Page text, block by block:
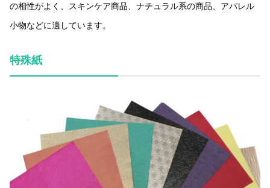
の相性がよく、スキンケア商品、ナチュラル系の商品、アパレル
小物などに適しています。
特殊紙